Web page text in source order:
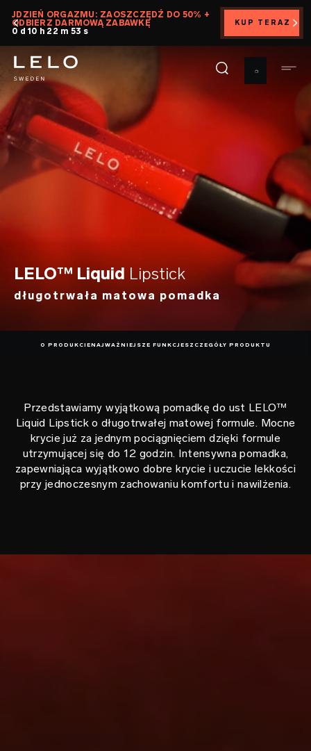
Przejdź
do
treści
JDZIEŃ ORGAZMU: ZAOSZCZĘDŹ DO 50% +
ODBIERZ DARMOWĄ ZABAWKĘ
0 d 10 h 22 m 52 s
KUP TERAZ
LELO™ Liquid Lipstick
długotrwała matowa pomadka
O PRODUKCIENAJWAŻNIEJSZE FUNKCJE SZCZEGÓŁY PRODUKTU
Przedstawiamy wyjątkową pomadkę do ust LELO™
Liquid Lipstick o długotrwałej matowej formule. Mocne
krycie już za jednym pociągnięciem dzięki formule
utrzymującej się do 12 godzin. Intensywna pomadka,
zapewniająca wyjątkowo dobre krycie i uczucie lekkości
przy jednoczesnym zachowaniu komfortu i nawilżenia.